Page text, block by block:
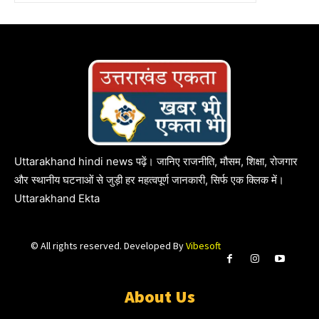
Uttarakhand hindi news पढ़ें। जानिए राजनीति, मौसम, शिक्षा, रोजगार
और स्थानीय घटनाओं से जुड़ी हर महत्वपूर्ण जानकारी, सिर्फ एक क्लिक में।
Uttarakhand Ekta
© All rights reserved. Developed ByVibesoft
About Us